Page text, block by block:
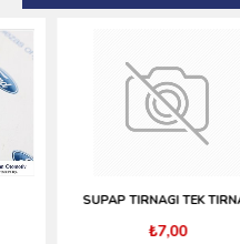
SUPAP TIRNAGI TEK TIRNAK
₺7,00